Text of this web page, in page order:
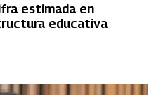
estimada en
educativa